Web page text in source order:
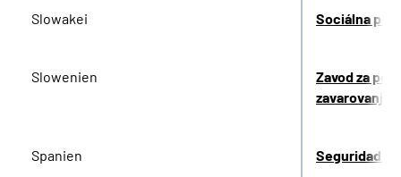
Slowakei Sociálna
Slowenien
Zavod za
zavarovanje
Spanien Seguridad